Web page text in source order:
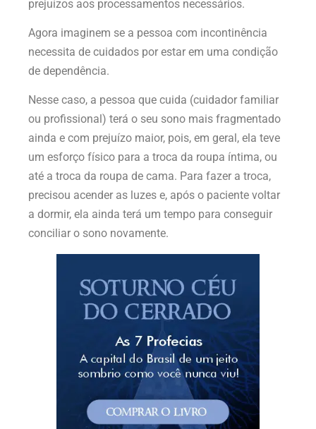
prejuízos aos processamentos necessários.
Agora imaginem se a pessoa com incontinência
necessita de cuidados por estar em uma condição
de dependência.
Nesse caso, a pessoa que cuida (cuidador familiar
ou profissional) terá o seu sono mais fragmentado
ainda e com prejuízo maior, pois, em geral, ela teve
um esforço físico para a troca da roupa íntima, ou
até a troca da roupa de cama. Para fazer a troca,
precisou acender as luzes e, após o paciente voltar
a dormir, ela ainda terá um tempo para conseguir
conciliar o sono novamente.